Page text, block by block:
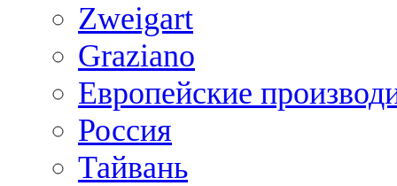
Zweigart
Graziano
Европейские
Россия
Тайвань